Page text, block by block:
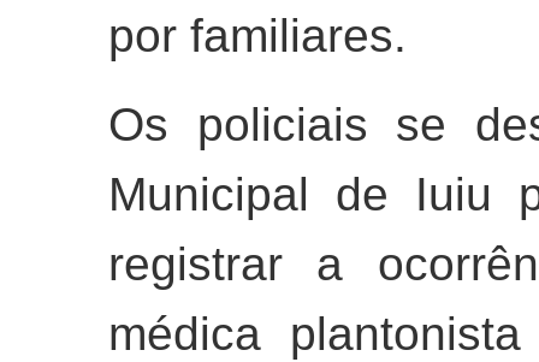
por familiares.
Os policiais se
Municipal de Iuiu
registrar a
médica